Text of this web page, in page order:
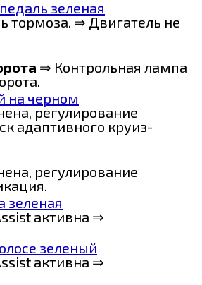
тормоза. ⇒ Двигатель не
⇒ Контрольная лампа
регулирование
адаптивного круиз-
регулирование
активна ⇒
активна ⇒